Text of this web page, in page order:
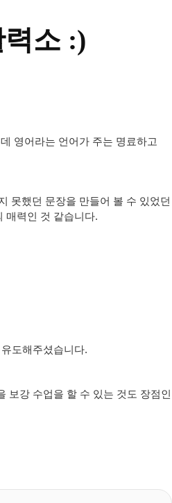
소 :)
영어라는 언어가 주는 명료하고
못했던 문장을 만들어 볼 수 있었던
매력인 것 같습니다.
도해주셨습니다.
보강 수업을 할 수 있는 것도 장점인